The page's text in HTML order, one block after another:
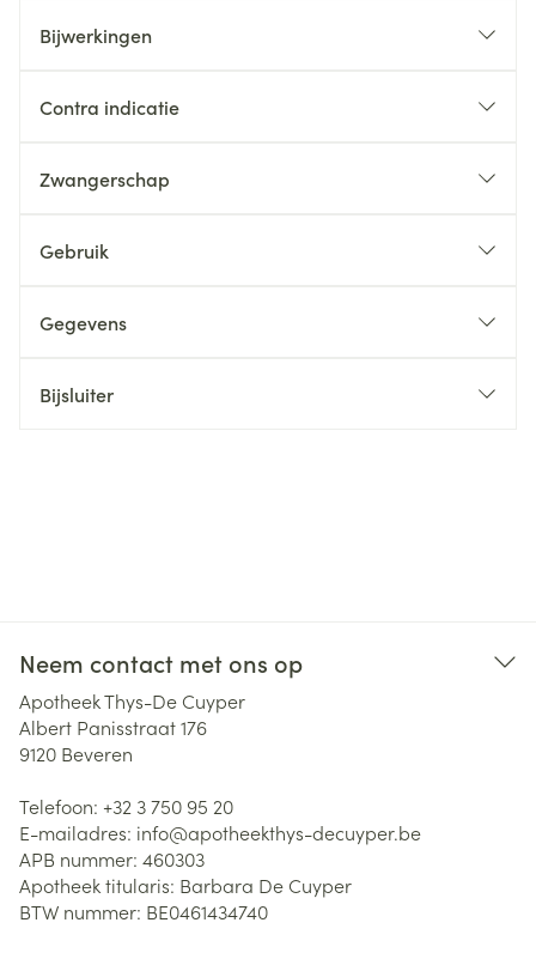
Bijwerkingen
Contra indicatie
Zwangerschap
Gebruik
Gegevens
Bijsluiter
Neem contact met ons op
Apotheek Thys-De Cuyper
Albert Panisstraat 176
9120 Beveren
Telefoon: +32 3 750 95 20
E-mailadres: info@apotheekthys-decuyper.be
APB nummer: 460303
Apotheek titularis: Barbara De Cuyper
BTW nummer: BE0461434740